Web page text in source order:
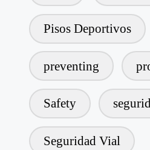
Pisos Deportivos
preventing
Safety
Seguridad Vial